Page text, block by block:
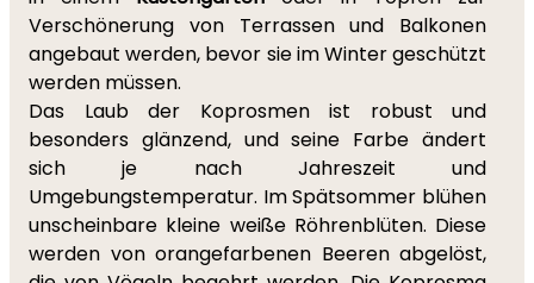
Verschönerung von Terrassen und Balkonen
angebaut werden, bevor sie im Winter geschützt
werden müssen.
Das Laub der Koprosmen ist robust und
besonders glänzend, und seine Farbe ändert
sich je nach Jahreszeit und
Umgebungstemperatur. Im Spätsommer blühen
unscheinbare kleine weiße Röhrenblüten. Diese
werden von orangefarbenen Beeren abgelöst,